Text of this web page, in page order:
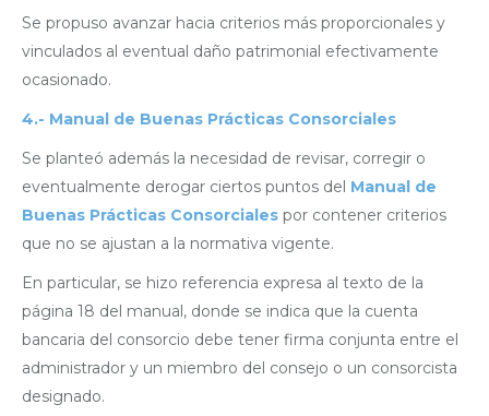
Se propuso avanzar hacia criterios más proporcionales y
vinculados al eventual daño patrimonial efectivamente
ocasionado.
4.- Manual de Buenas Prácticas Consorciales
Se planteó además la necesidad de revisar, corregir o
eventualmente derogar ciertos puntos del Manual de
Buenas Prácticas Consorciales por contener criterios
que no se ajustan a la normativa vigente.
En particular, se hizo referencia expresa al texto de la
página 18 del manual, donde se indica que la cuenta
bancaria del consorcio debe tener firma conjunta entre el
administrador y un miembro del consejo o un consorcista
designado.